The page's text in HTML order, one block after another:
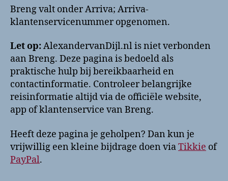
Breng valt onder Arriva; Arriva-
klantenservicenummer opgenomen.
Let op:AlexandervanDijl.nl is niet verbonden
aan Breng. Deze pagina is bedoeld als
praktische hulp bij bereikbaarheid en
contactinformatie. Controleer belangrijke
reisinformatie altijd via de officiële website,
app of klantenservice van Breng.
Heeft deze pagina je geholpen? Dan kun je
vrijwillig een kleine bijdrage doen viaTikkie of
PayPal.